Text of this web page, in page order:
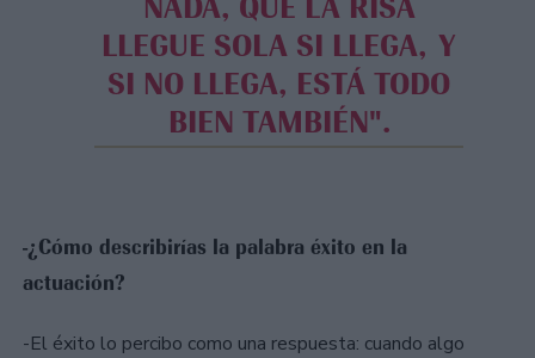
LLEGUE SOLA SI LLEGA, Y
SI NO LLEGA, ESTÁ TODO
BIEN TAMBIÉN".
-¿Cómo describirías la palabra éxito en la
actuación?
-El éxito lo percibo como una respuesta: cuando algo